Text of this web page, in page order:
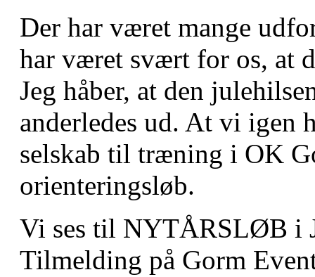
Der har været mange
har været svært for os, at
Jeg håber, at den
anderledes ud. At vi igen
selskab til træning i OK
orienteringsløb.
Vi ses til NYTÅRSLØB i
Tilmelding på Gorm